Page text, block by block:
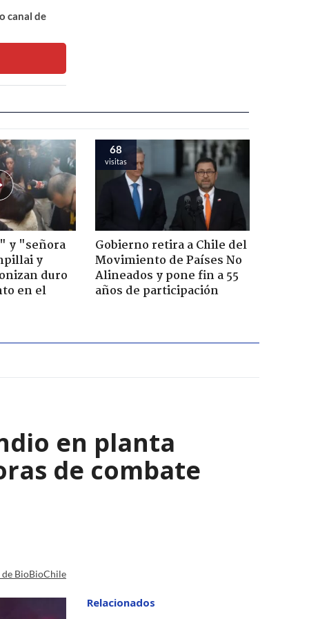
canal de
y "señora
y
duro
en el
68
visitas
Gobierno retira a Chile del
Movimiento de Países No
Alineados y pone fin a 55
años de participación
en planta
de combate
BioBioChile
Relacionados